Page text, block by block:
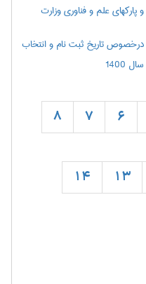
علم و فناوري وزارت
درخصوص تاريخ ثبت ‌نام و انتخاب
6
7
8
13
14